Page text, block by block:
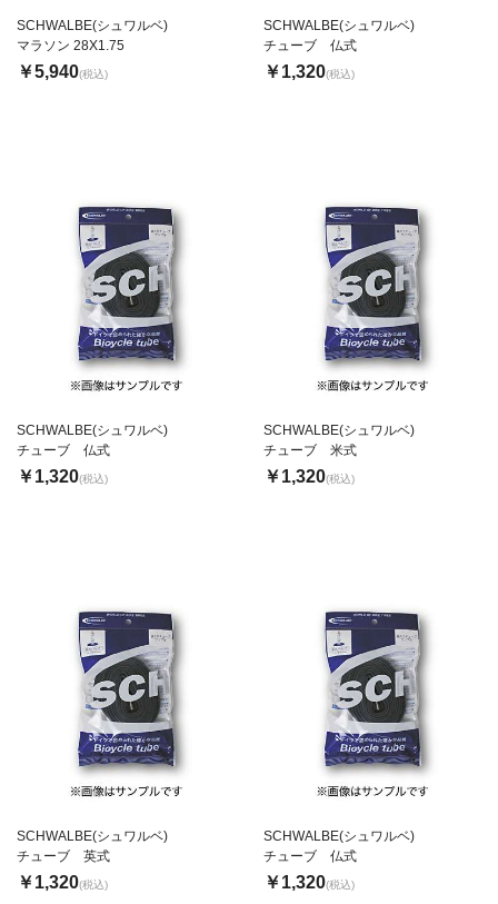
SCHWALBE(シュワルベ)
マラソン 28X1.75
￥5,940(税込)
SCHWALBE(シュワルベ)
チューブ 仏式
￥1,320(税込)
SCHWALBE(シュワルベ)
チューブ 仏式
￥1,320(税込)
SCHWALBE(シュワルベ)
チューブ 米式
￥1,320(税込)
SCHWALBE(シュワルベ)
チューブ 英式
￥1,320(税込)
SCHWALBE(シュワルベ)
チューブ 仏式
￥1,320(税込)